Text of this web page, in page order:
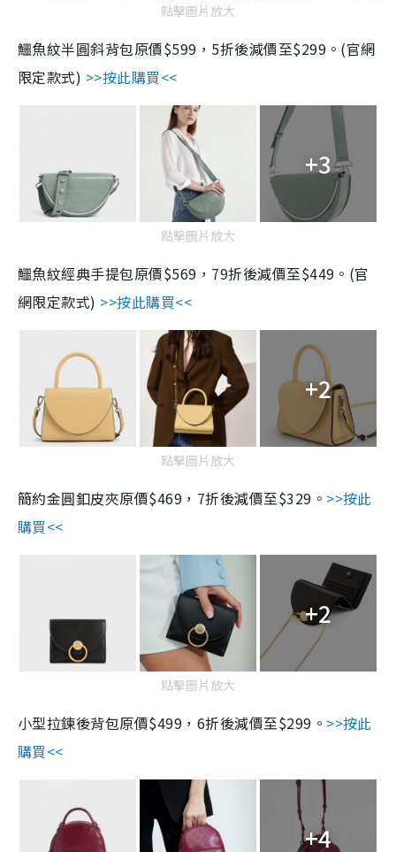
點擊圖片放大
鱷魚紋半圓斜背包原價$599，5折後減價至$299。(官網
限定款式) >>按此購買<<
+3
點擊圖片放大
鱷魚紋經典手提包原價$569，79折後減價至$449。(官
網限定款式) >>按此購買<<
+2
點擊圖片放大
簡約金圓釦皮夾原價$469 ， 7折後減價至$329 。 >>按此
購買<<
+2
點擊圖片放大
小型拉鍊後背包原價$499 ， 6折後減價至$299 。 >>按此
購買<<
+4